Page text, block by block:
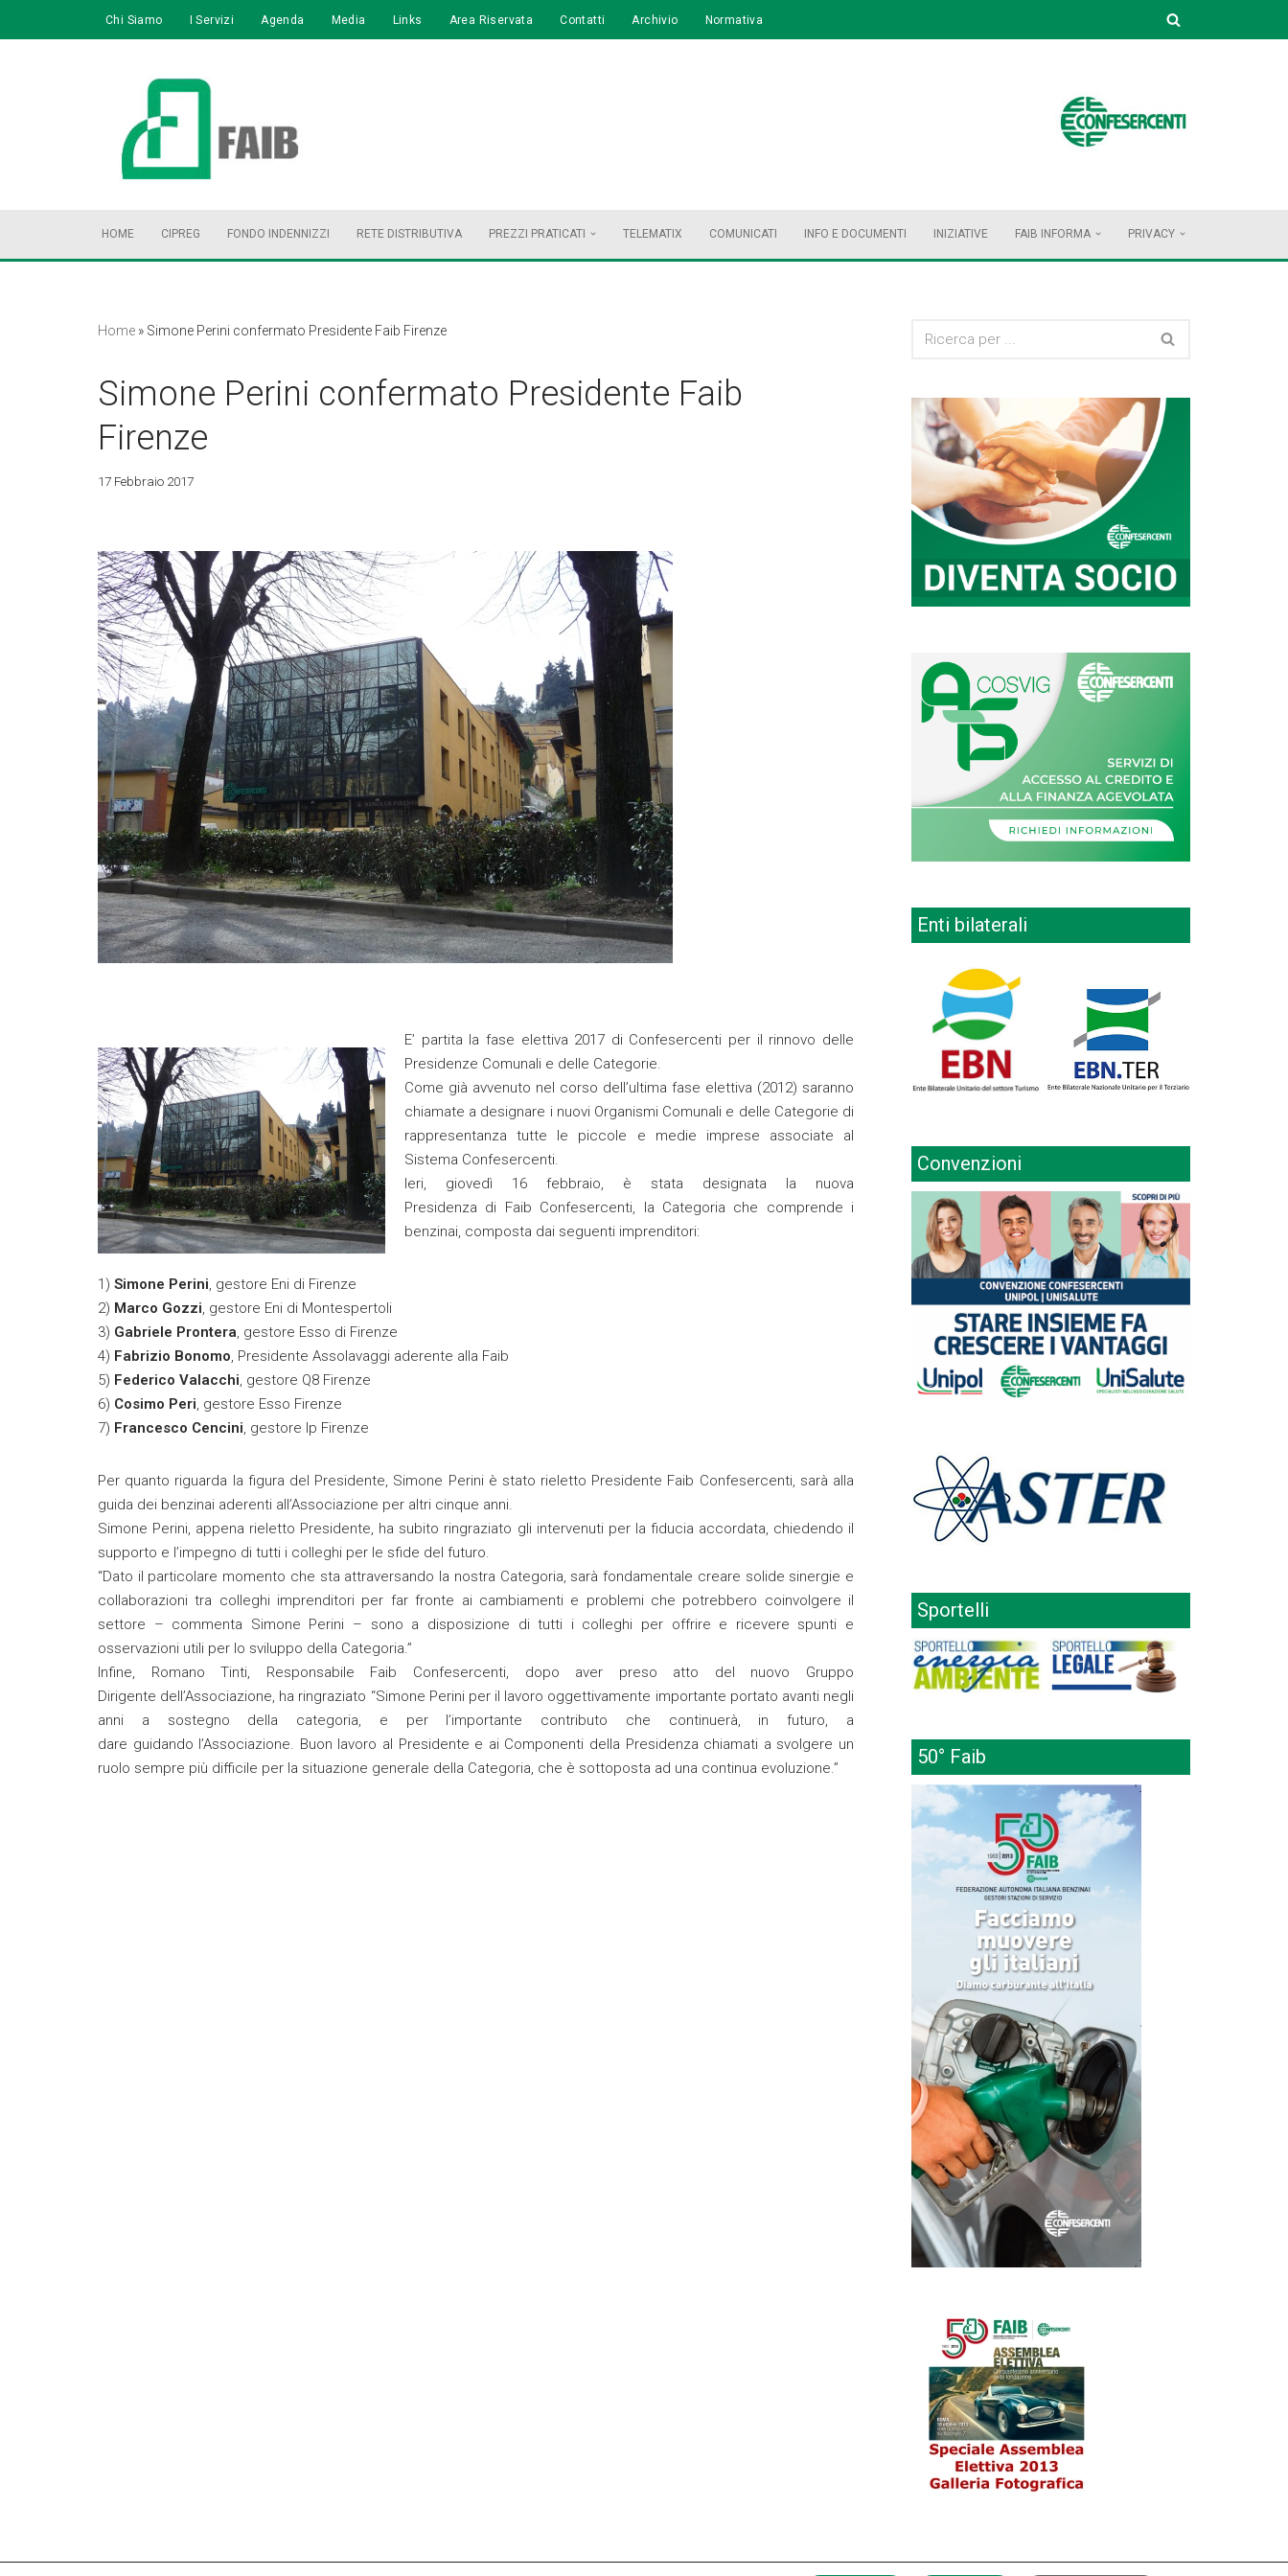
Chi Siamo I Servizi Agenda Media Links Area Riservata Contatti Archivio Normativa
HOME CIPREG FONDO INDENNIZZI RETE DISTRIBUTIVA PREZZI PRATICATI TELEMATIX COMUNICATI INFO E DOCUMENTI INIZIATIVE FAIB INFORMA PRIVACY
Home » Simone Perini confermato Presidente Faib Firenze
Simone Perini confermato Presidente Faib
Firenze
17 Febbraio 2017
E’ partita la fase elettiva 2017 di Confesercenti per il rinnovo delle
Presidenze Comunali e delle Categorie.
Come già avvenuto nel corso dell’ultima fase elettiva (2012) saranno
chiamate a designare i nuovi Organismi Comunali e delle Categorie di
rappresentanza tutte le piccole e medie imprese associate al
Sistema Confesercenti.
Ieri, giovedì 16 febbraio, è stata designata la nuova
Presidenza di Faib Confesercenti, la Categoria che comprende i
benzinai, composta dai seguenti imprenditori:
1) Simone Perini , gestore Eni di Firenze
2) Marco Gozzi , gestore Eni di Montespertoli
3) Gabriele Prontera , gestore Esso di Firenze
4) Fabrizio Bonomo , Presidente Assolavaggi aderente alla Faib
5) Federico Valacchi , gestore Q8 Firenze
6) Cosimo Peri , gestore Esso Firenze
7) Francesco Cencini , gestore Ip Firenze
Per quanto riguarda la figura del Presidente, Simone Perini è stato rieletto Presidente Faib Confesercenti, sarà alla
guida dei benzinai aderenti all’Associazione per altri cinque anni.
Simone Perini, appena rieletto Presidente, ha subito ringraziato gli intervenuti per la fiducia accordata, chiedendo il
supporto e l’impegno di tutti i colleghi per le sfide del futuro.
“Dato il particolare momento che sta attraversando la nostra Categoria, sarà fondamentale creare solide sinergie e
collaborazioni tra colleghi imprenditori per far fronte ai cambiamenti e problemi che potrebbero coinvolgere il
settore – commenta Simone Perini – sono a disposizione di tutti i colleghi per offrire e ricevere spunti e
osservazioni utili per lo sviluppo della Categoria.”
Infine, Romano Tinti, Responsabile Faib Confesercenti, dopo aver preso atto del nuovo Gruppo
Dirigente dell’Associazione, ha ringraziato “Simone Perini per il lavoro oggettivamente importante portato avanti negli
anni a sostegno della categoria, e per l’importante contributo che continuerà, in futuro, a
dare guidando l’Associazione. Buon lavoro al Presidente e ai Componenti della Presidenza chiamati a svolgere un
ruolo sempre più difficile per la situazione generale della Categoria, che è sottoposta ad una continua evoluzione.”
Enti bilaterali
Convenzioni
Sportelli
50° Faib